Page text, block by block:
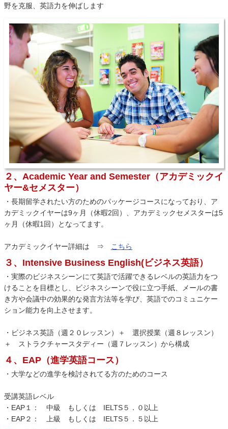
野を克服、英語力を伸ばします
２、Academic Year and Semester（アカデミックイ
ヤー&セメスター）
・長期留学されたい方のためのパッケージコースになっており、ア
カデミックイヤーは9ヶ月（休暇2回）、アカデミックセメスターは5
ヶ月（休暇1回）となってます。
アカデミックイヤー詳細は ⇒ こちら
３、Intensive Business English(ビジネス英語）
・実際のビジネスシーンにて英語で活躍できるレベルの英語力をつ
けることを目標とし、ビジネスシーンで役に立つ手紙、メールの書
き方や会議中の効果的な発言方法等を学び、英語でのコミュニケー
ション能力を向上させます。
・ビジネス英語（週２０レッスン）＋ 選択授業（週８レッスン）
＋ ストラクチャースタディー（週７レッスン）から構成
４、EAP（進学英語コース）
・大学などの進学を検討されてる方のためのコース
受講英語レベル
・EAP１： 中級 もしくは IELTS５．０以上
・EAP２： 上級 もしくは IELTS５．５以上